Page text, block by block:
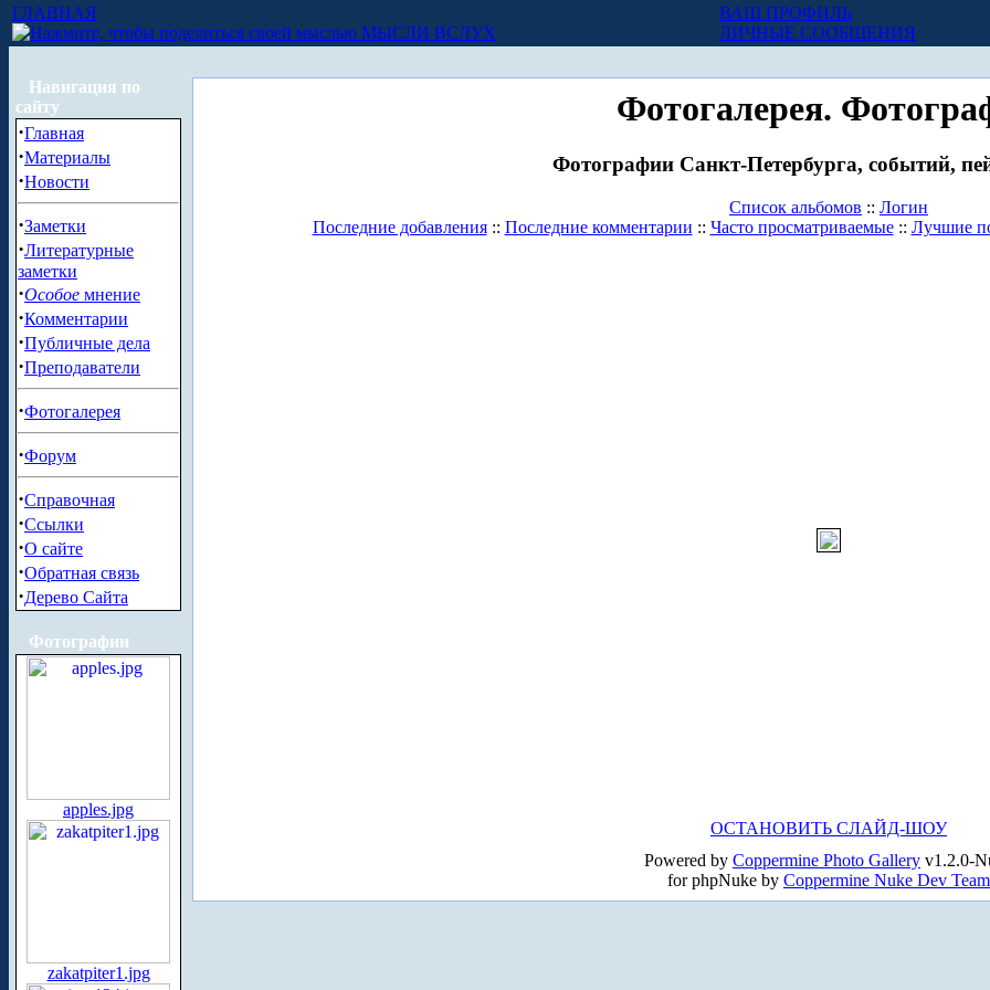
ГЛАВНАЯ
МЫСЛИ ВСЛУХ
ВАШ ПРОФИЛЬ
ЛИЧНЫЕ СООБЩЕНИЯ
Навигация по
сайту
·Главная
·Материалы
·Новости
·Заметки
·Литературные
заметки
·Особое мнение
·Комментарии
·Публичные дела
·Преподаватели
·Фотогалерея
·Форум
·Справочная
·Ссылки
·О сайте
·Обратная связь
·Дерево Сайта
Фотографии
apples.jpg
zakatpiter1.jpg
Фотогалерея.
Фотографии Санкт-Петербурга, событий,
Список альбомов :: Логин
Последние добавления:: Последние комментарии :: Часто просматриваемые:: Лучшие
ОСТАНОВИТЬ СЛАЙД-ШОУ
Powered by Coppermine Photo Gallery v1.2.0-
for phpNuke by Coppermine Nuke Dev Team